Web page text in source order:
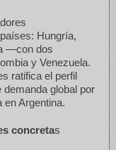
Hungría,
—con dos
y Venezuela.
ratifica el perfil
global por
en Argentina.
concretas